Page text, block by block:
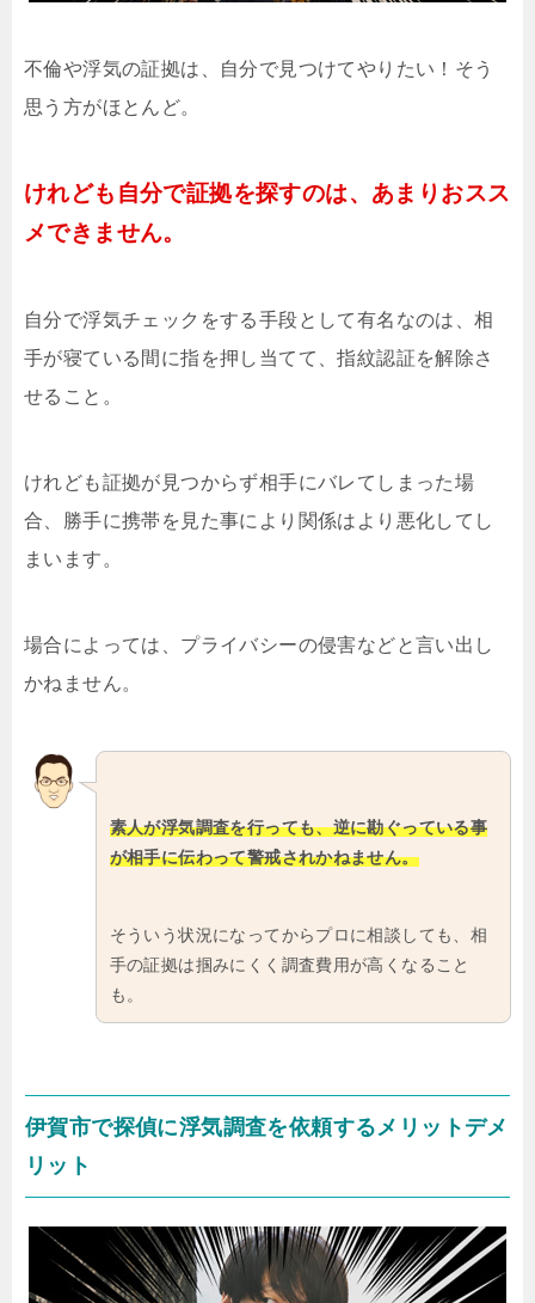
不倫や浮気の証拠は、自分で見つけてやりたい！そう
思う方がほとんど。
けれども自分で証拠を探すのは、あまりおスス
メできません。
自分で浮気チェックをする手段として有名なのは、相
手が寝ている間に指を押し当てて、指紋認証を解除さ
せること。
けれども証拠が見つからず相手にバレてしまった場
合、勝手に携帯を見た事により関係はより悪化してし
まいます。
場合によっては、プライバシーの侵害などと言い出し
かねません。
素人が浮気調査を行っても、逆に勘ぐっている事
が相手に伝わって警戒されかねません。
そういう状況になってからプロに相談しても、相
手の証拠は掴みにくく調査費用が高くなること
も。
伊賀市で探偵に浮気調査を依頼するメリットデメ
リット